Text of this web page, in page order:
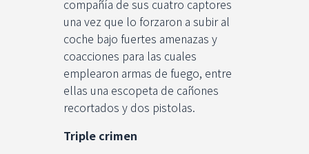
compañía de sus cuatro captores
una vez que lo forzaron a subir al
coche bajo fuertes amenazas y
coacciones para las cuales
emplearon armas de fuego, entre
ellas una escopeta de cañones
recortados y dos pistolas.
Triple crimen